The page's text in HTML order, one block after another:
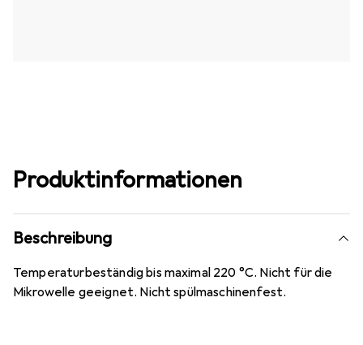
Produktinformationen
Beschreibung
Temperaturbeständig bis maximal 220 °C. Nicht für die
Mikrowelle geeignet. Nicht spülmaschinenfest.